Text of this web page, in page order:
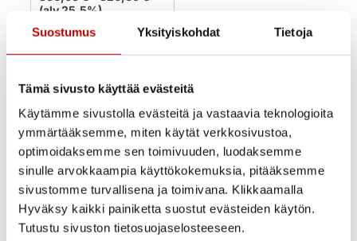
Suostumus Yksityiskohdat Tietoja
Tämä sivusto käyttää evästeitä
Käytämme sivustolla evästeitä ja vastaavia teknologioita
ymmärtääksemme, miten käytät verkkosivustoa,
optimoidaksemme sen toimivuuden, luodaksemme
sinulle arvokkaampia käyttökokemuksia, pitääksemme
sivustomme turvallisena ja toimivana. Klikkaamalla
Hyväksy kaikki painiketta suostut evästeiden käytön.
Tutustu sivuston tietosuojaselosteeseen.
(alv 25.5%)
Uusi
Varastossa
arkipäivää
Ovi- ja ikkunakauppa Ercoma on Oulun kupeessa